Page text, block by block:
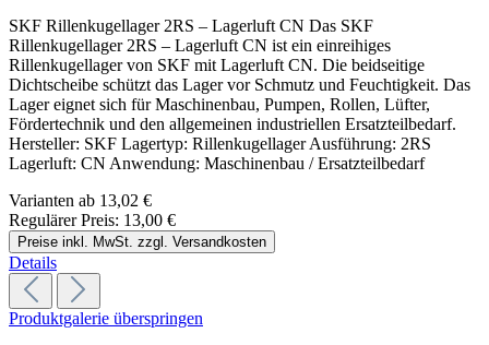
SKF Rillenkugellager 2RS – Lagerluft CN Das SKF
Rillenkugellager 2RS – Lagerluft CN ist ein einreihiges
Rillenkugellager von SKF mit Lagerluft CN. Die beidseitige
Dichtscheibe schützt das Lager vor Schmutz und Feuchtigkeit. Das
Lager eignet sich für Maschinenbau, Pumpen, Rollen, Lüfter,
Fördertechnik und den allgemeinen industriellen Ersatzteilbedarf.
Hersteller: SKF Lagertyp: Rillenkugellager Ausführung: 2RS
Lagerluft: CN Anwendung: Maschinenbau / Ersatzteilbedarf
Varianten ab 13,02 €
Regulärer Preis: 13,00 €
Preise inkl. MwSt. zzgl. Versandkosten
Details
Produktgalerie überspringen